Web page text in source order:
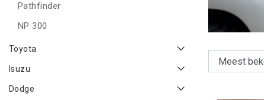
Pathfinder
NP 300
Toyota
Isuzu
Dodge